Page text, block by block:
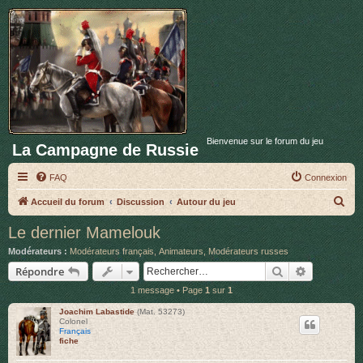
La Campagne de Russie Bienvenue sur le forum du jeu
FAQ Connexion
Accueil du forum Discussion Autour du jeu
e
c
c
e
Le dernier Mamelouk
Modérateurs : Modérateurs français, Animateurs ,Modérateurs russes
Répondre Rechercher
1 message • Page 1 sur 1
Joachim Labastide(Mat. 53273)
Colonel
Français
fiche